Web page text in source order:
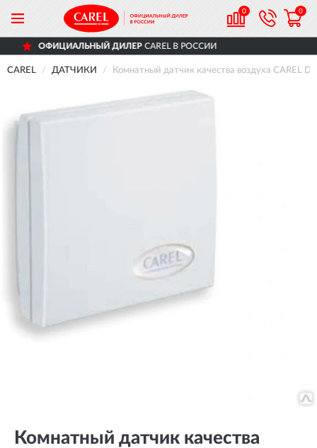
0 0
ДИЛЕРCAREL В РОССИИ
CAREL ДАТЧИКИ Комнатный датчик качества воздуха CAREL
Комнатный датчик качества